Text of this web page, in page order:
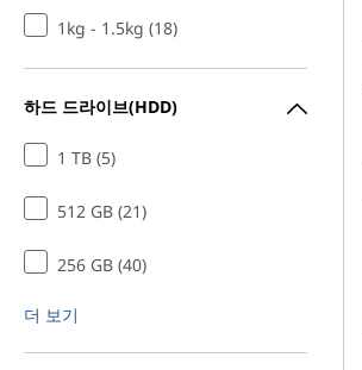
1kg - 1.5kg (18)
하드 드라이브(HDD)
1 TB (5)
512 GB (21)
256 GB (40)
더 보기